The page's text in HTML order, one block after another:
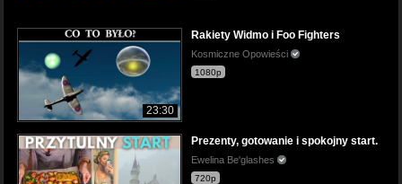
23:30
Rakiety Widmo i Foo Fighters
Kosmiczne Opowieści
1080p
Prezenty, gotowanie i spokojny start.
Ewelina Be'glashes
720p